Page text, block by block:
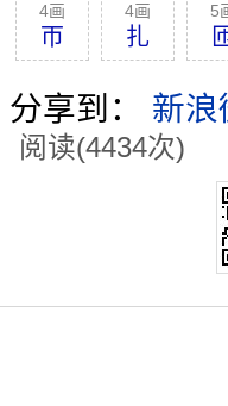
4画
帀
4画
扎
5
分享到： 新浪
阅读(4434次)